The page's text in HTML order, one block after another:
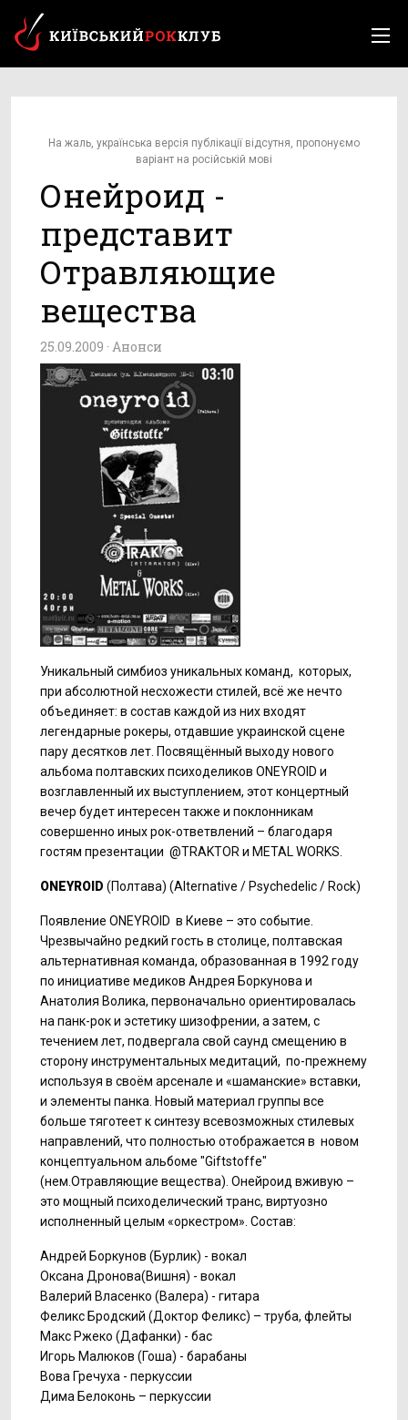
На жаль, українська версія публікації відсутня, пропонуємо
варіант на російській мові
Онейроид -
представит
Отравляющие
вещества
25.09.2009 · Анонси
Уникальный симбиоз уникальных команд, которых,
при абсолютной несхожести стилей, всё же нечто
объединяет: в состав каждой из них входят
легендарные рокеры, отдавшие украинской сцене
пару десятков лет. Посвящённый выходу нового
альбома полтавских психоделиков ONEYROID и
возглавленный их выступлением, этот концертный
вечер будет интересен также и поклонникам
совершенно иных рок-ответвлений – благодаря
гостям презентации @TRAKTOR и METAL WORKS.
ONEYROID (Полтава) (Alternative / Psychedelic / Rock)
Появление ONEYROID в Киеве – это событие.
Чрезвычайно редкий гость в столице, полтавская
альтернативная команда, образованная в 1992 году
по инициативе медиков Андрея Боркунова и
Анатолия Волика, первоначально ориентировалась
на панк-рок и эстетику шизофрении, а затем, с
течением лет, подвергала свой саунд смещению в
сторону инструментальных медитаций, по-прежнему
используя в своём арсенале и «шаманские» вставки,
и элементы панка. Новый материал группы все
больше тяготеет к синтезу всевозможных стилевых
направлений, что полностью отображается в новом
концептуальном альбоме "Giftstoffe"
(нем.Отравляющие вещества). Онейроид вживую –
это мощный психоделический транс, виртуозно
исполненный целым «оркестром». Состав:
Андрей Боркунов (Бурлик) - вокал
Оксана Дронова(Вишня) - вокал
Валерий Власенко (Валера) - гитара
Феликс Бродский (Доктор Феликс) – труба, флейты
Макс Ржеко (Дафанки) - бас
Игорь Малюков (Гоша) - барабаны
Вова Гречуха - перкуссии
Дима Белоконь – перкуссии